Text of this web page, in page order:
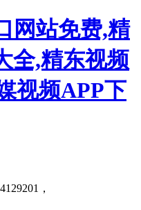
网站免费,精
全,精东视频
视频APP下
，